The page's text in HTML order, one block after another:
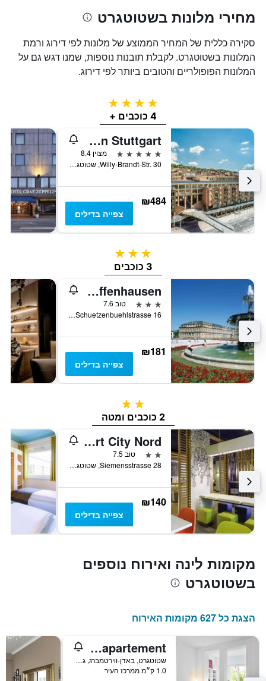
מחירי מלונות בשטוטגרט
סקירה כללית של המחיר הממוצע של מלונות לפי דירוג ורמת
המלונות בשטוטגרט. לקבלת תובנות נוספות, שמנו דגש גם על
המלונות הפופולריים והטובים ביותר לפי דירוג.
4 כוכבים
4 כוכבים +
Le Méridien Stuttgart
5 כוכבים
מצוין 8.4
Willy-Brandt-Str. 30, שטוטגרט, באדן-ווירטמברג, גרמניה
₪484
צפייה בדילים
3 כוכבים
3 כוכבים
Mercure Hotel Stuttgart Zuffenhausen
3 כוכבים
טוב 7.6
Schuetzenbuehlstrasse 16, שטוטגרט, באדן-ווירטמברג, גרמניה
₪181
צפייה בדילים
2 כוכבים
2 כוכבים ומטה
Ibis Budget Stuttgart City Nord
2 כוכבים
טוב 7.5
Siemensstrasse 28, שטוטגרט, באדן-ווירטמברג, גרמניה
₪140
צפייה בדילים
מקומות לינה ואירוח נוספים
בשטוטגרט
הצגת כל 627 מקומות האירוח
Kernerapartement
שטוטגרט, באדן-ווירטמברג, גרמניה
1.0 ק״מ ממרכז העיר